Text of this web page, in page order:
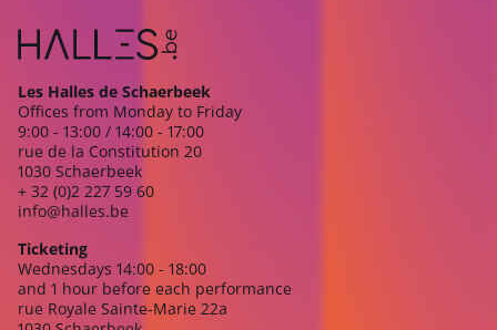
Les Halles de Schaerbeek
Offices from Monday to Friday
9:00 - 13:00 / 14:00 - 17:00
rue de la Constitution 20
1030 Schaerbeek
+ 32 (0)2 227 59 60
info@halles.be
Ticketing
Wednesdays 14:00 - 18:00
and 1 hour before each performance
rue Royale Sainte-Marie 22a